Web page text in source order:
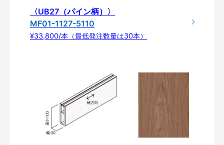
〈UB27（パイン柄）〉
MF01-1127-5110
¥33,800/本（最低発注数量は30本）